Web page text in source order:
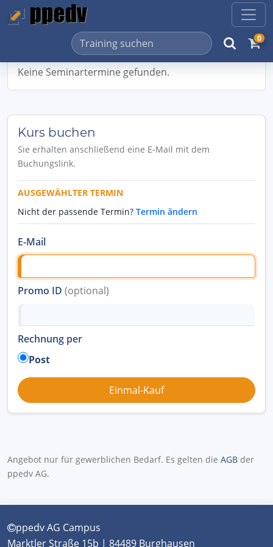
0
Keine Seminartermine gefunden.
Kurs buchen
Sie erhalten anschließend eine E-Mail mit dem
Buchungslink.
AUSGEWÄHLTER TERMIN
Nicht der passende Termin? Termin ändern
E-Mail
Promo ID (optional)
Rechnung per
Post
Angebot nur für gewerblichen Bedarf. Es gelten die AGB der
ppedv AG.
ppedv AG Campus
Marktler Straße 15b | 84489 Burghausen